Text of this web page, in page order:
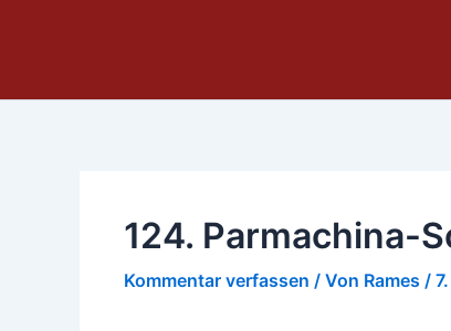
124. Parmachina-
Kommentar verfassen / Von Rames /